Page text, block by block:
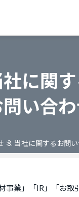
に関
い合
当社に関するお問
事業」「IR」「お取